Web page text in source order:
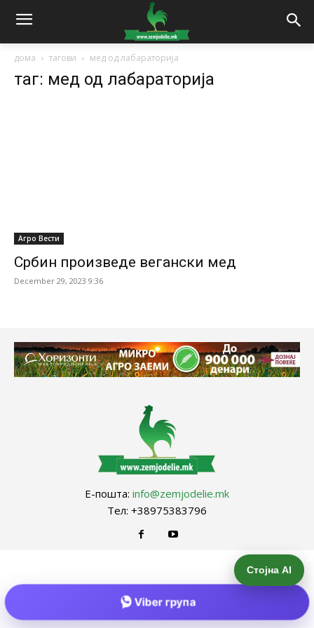
дома тагови мед од лабараторија
таг: мед од лабараторија
Агро Вести
Србин произведе вегански мед
December 29, 2023 9:36
Е-пошта: info@zemjodelie.mk
Тел: +38975383796
Стојна AI
Viber група